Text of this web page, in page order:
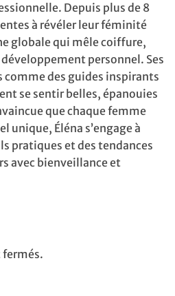
Depuis plus de 8
à révéler leur féminité
globale qui mêle coiffure,
personnel. Ses
comme des guides inspirants
se sentir belles, épanouies
que chaque femme
unique, Éléna s’engage à
pratiques et des tendances
avec bienveillance et
fermés.